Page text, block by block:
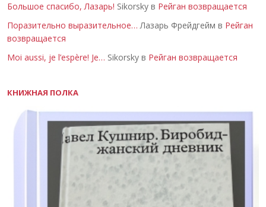
Большое спасибо, Лазарь! Sikorsky в Рейган возвращается
Поразительно выразительное… Лазарь Фрейдгейм в Рейган
возвращается
Moi aussi, je l’espère! Je… Sikorsky в Рейган возвращается
КНИЖНАЯ ПОЛКА